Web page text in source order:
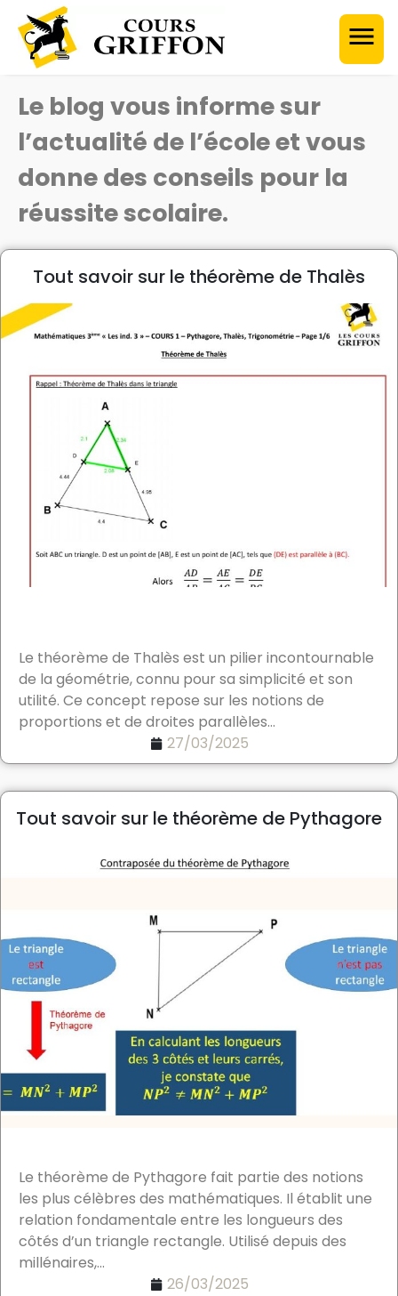
Bienvenue sur le Blog
du Cours Griffon
Le blog vous informe sur
l’actualité de l’école et vous
donne des conseils pour la
réussite scolaire.
Tout savoir sur le théorème de Thalès
Le théorème de Thalès est un pilier incontournable
de la géométrie, connu pour sa simplicité et son
utilité. Ce concept repose sur les notions de
proportions et de droites parallèles...
27/03/2025
Tout savoir sur le théorème de Pythagore
Le théorème de Pythagore fait partie des notions
les plus célèbres des mathématiques. Il établit une
relation fondamentale entre les longueurs des
côtés d’un triangle rectangle. Utilisé depuis des
millénaires,...
26/03/2025